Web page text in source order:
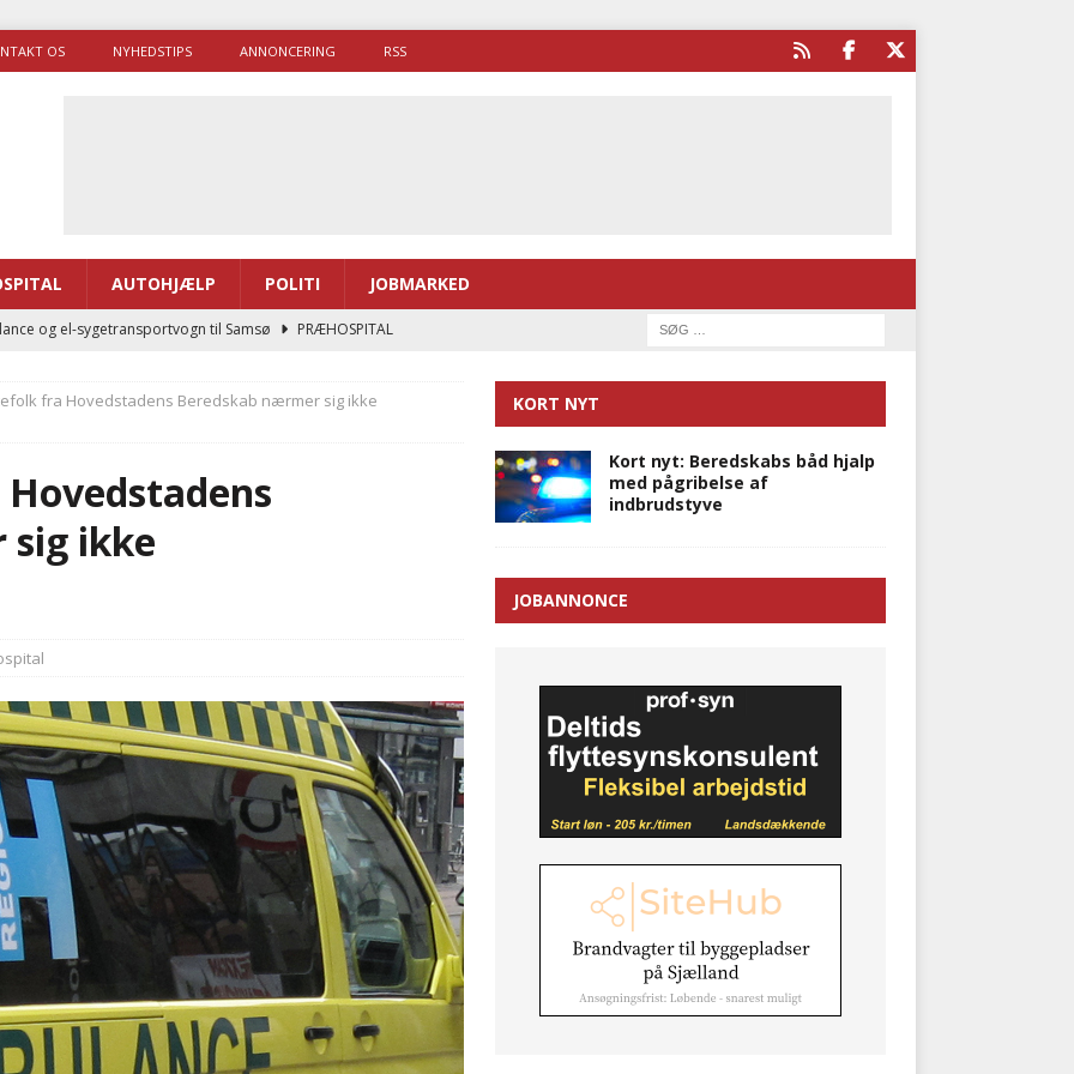
OS NYHEDSTIPS ANNONCERING RSS
AUTOHJÆLP POLITI JOBMARKED
og el-sygetransportvogn til Samsø
PRÆHOSPITAL
driver flere brandstationer, mens Falcks andel fortsætter
fra Hovedstadens Beredskab nærmer sig ikke
sig ikke
KORT NYT
Kort nyt: Beredskabs båd hjalp
med pågribelse af
indbrudstyve
JOBANNONCE